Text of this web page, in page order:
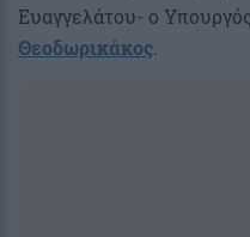
Ευαγγελάτου- ο
Θεοδωρικάκος.